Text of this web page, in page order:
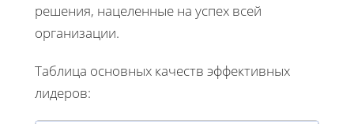
решения, нацеленные на успех всей
организации.
Таблица основных качеств эффективных
лидеров: